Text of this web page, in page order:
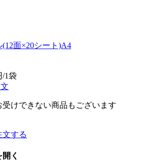
面×20シート)A4
/1袋
けできない商品もございます
文する
く